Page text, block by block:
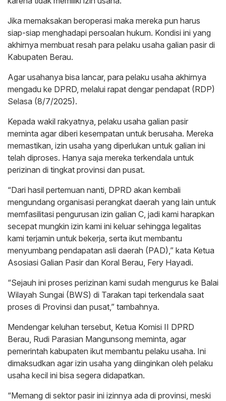
Jika memaksakan beroperasi maka mereka pun harus
siap-siap menghadapi persoalan hukum. Kondisi ini yang
akhirnya membuat resah para pelaku usaha galian pasir di
Kabupaten Berau.
Agar usahanya bisa lancar, para pelaku usaha akhirnya
mengadu ke DPRD, melalui rapat dengar pendapat (RDP)
Selasa (8/7/2025).
Kepada wakil rakyatnya, pelaku usaha galian pasir
meminta agar diberi kesempatan untuk berusaha. Mereka
memastikan, izin usaha yang diperlukan untuk galian ini
telah diproses. Hanya saja mereka terkendala untuk
perizinan di tingkat provinsi dan pusat.
“Dari hasil pertemuan nanti, DPRD akan kembali
mengundang organisasi perangkat daerah yang lain untuk
memfasilitasi pengurusan izin galian C, jadi kami harapkan
secepat mungkin izin kami ini keluar sehingga legalitas
kami terjamin untuk bekerja, serta ikut membantu
menyumbang pendapatan asli daerah (PAD),” kata Ketua
Asosiasi Galian Pasir dan Koral Berau, Fery Hayadi.
“Sejauh ini proses perizinan kami sudah mengurus ke Balai
Wilayah Sungai (BWS) di Tarakan tapi terkendala saat
proses di Provinsi dan pusat,” tambahnya.
Mendengar keluhan tersebut, Ketua Komisi II DPRD
Berau, Rudi Parasian Mangunsong meminta, agar
pemerintah kabupaten ikut membantu pelaku usaha. Ini
dimaksudkan agar izin usaha yang diinginkan oleh pelaku
usaha kecil ini bisa segera didapatkan.
“Memang di sektor pasir ini izinnya ada di provinsi, meski